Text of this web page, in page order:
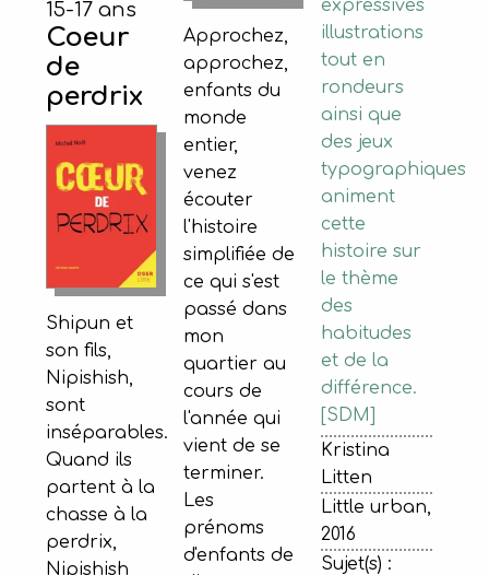
expressives
illustrations
tout en
rondeurs
ainsi que
des jeux
typographiques
animent
cette
histoire sur
le thème
des
habitudes
et de la
différence.
[SDM]
Kristina
Litten
Little urban,
2016
Sujet(s) :
15-17 ans
Coeur
de
perdrix
Shipun et
son fils,
Nipishish,
sont
inséparables.
Quand ils
partent à la
chasse à la
perdrix,
Nipishish
Approchez,
approchez,
enfants du
monde
entier,
venez
écouter
l'histoire
simplifiée de
ce qui s'est
passé dans
mon
quartier au
cours de
l'année qui
vient de se
terminer.
Les
prénoms
d'enfants de